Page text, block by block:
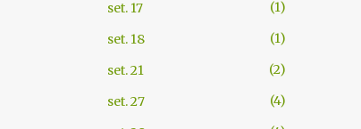
set. 17
1
set. 18
1
set. 21
2
set. 27
4